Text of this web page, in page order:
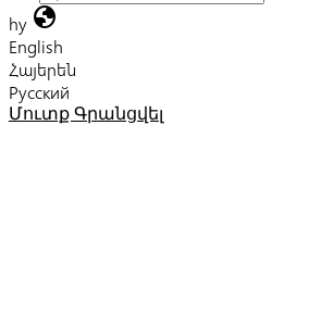
hy globe
English
Հայերեն
Русский
Մուտք Գրանցվել